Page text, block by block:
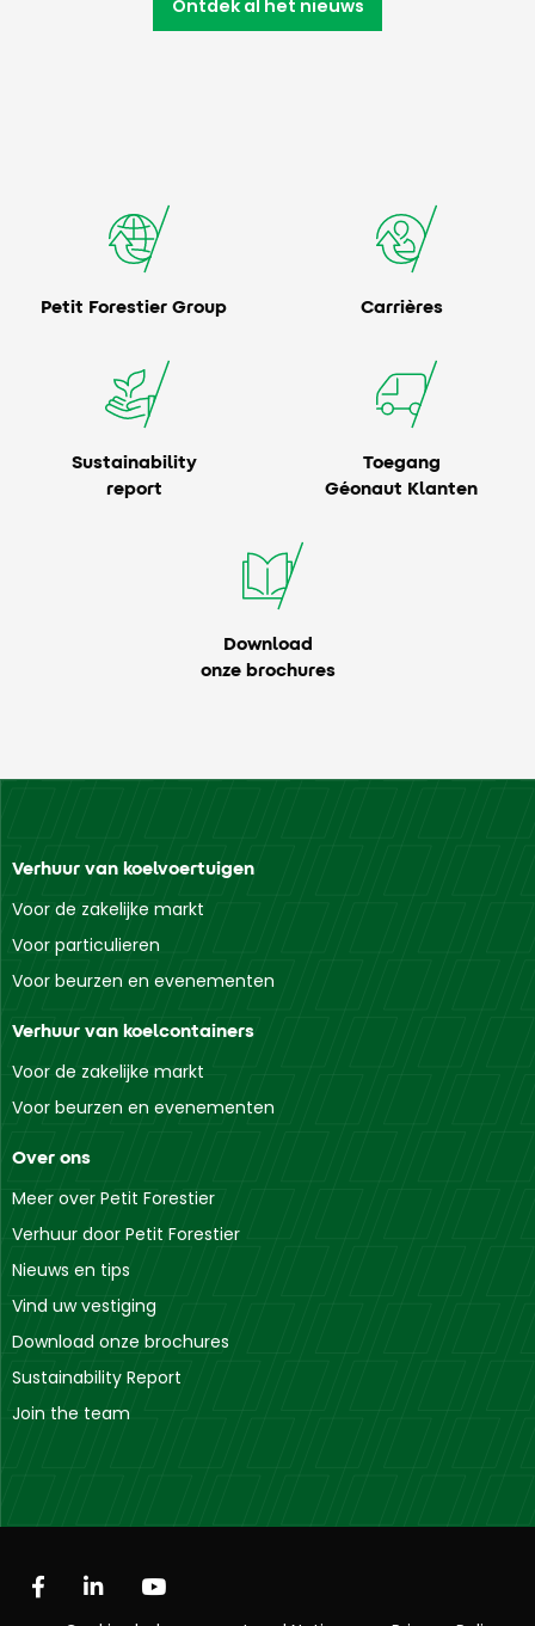
Ontdek al het nieuws
Petit Forestier Group Carrières
Sustainability
report
Toegang
Géonaut Klanten
Download
onze brochures
Verhuur van koelvoertuigen
Voor de zakelijke markt
Voor particulieren
Voor beurzen en evenementen
Verhuur van koelcontainers
Voor de zakelijke markt
Voor beurzen en evenementen
Over ons
Meer over Petit Forestier
Verhuur door Petit Forestier
Nieuws en tips
Vind uw vestiging
Download onze brochures
Sustainability Report
Join the team